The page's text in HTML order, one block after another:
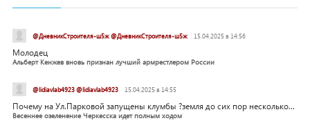
@ДневникСтроителя-ш5ж @ДневникСтроителя-ш5ж 15.04.2025 в 14:56
Молодец
Альберт Кенжев вновь признан лучший армрестлером России
@lidiavlab4923 @lidiavlab4923 15.04.2025 в 14:55
Почему на Ул.Парковой запущены клумбы ?земля до сих пор несколько...
Весеннее озеленение Черкесска идет полным ходом